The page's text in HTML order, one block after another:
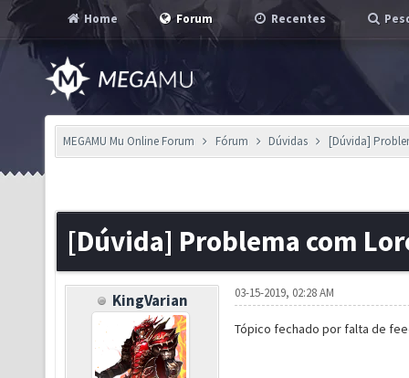
Home Forum Recentes
MEGAMU Mu Online Forum Fórum Dúvidas [Dúvida]
[Dúvida] Problema com
KingVarian 03-15-2019, 02:28 AM
Tópico fechado por falta de